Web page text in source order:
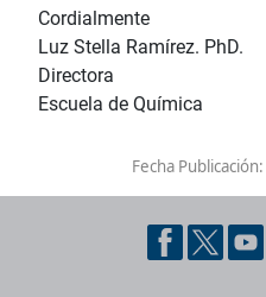
Cordialmente
Luz Stella Ramírez. PhD.
Directora
Escuela de Química
Fecha Publicación: